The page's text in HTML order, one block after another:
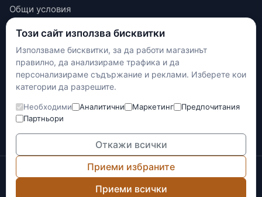
Общи условия
КОНТАКТИ
+(359) 898 719431
contact.maxshop.bg@gmail.com
улица Панайот Волов 42, Шумен
Наложен платеж
Банков превод
Доставка с Еконт
© 2026 Max-Shop.bg. Всички права запазени.
Онлайн магазинът е изготвен и се поддържа от
Този сайт използва бисквитки
Използваме бисквитки, за да работи магазинът
правилно, да анализираме трафика и да
персонализираме съдържание и реклами. Изберете кои
категории да разрешите.
Необходими Аналитични Маркетинг
Предпочитания
Партньори
Откажи всички
Приеми избраните
Приеми всички